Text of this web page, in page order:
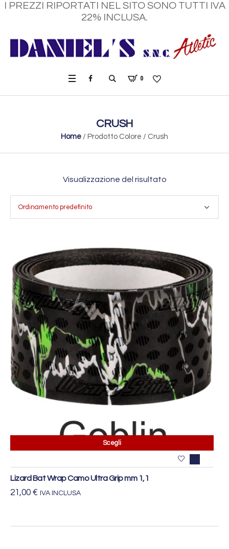
I PREZZI RIPORTATI NEL SITO SONO TUTTI IVA
22% INCLUSA.
0
CRUSH
Home / Prodotto Colore / Crush
Visualizzazione del risultato
Scegli
Lizard Bat Wrap Camo Ultra Grip mm 1,1
21,00 € IVA INCLUSA